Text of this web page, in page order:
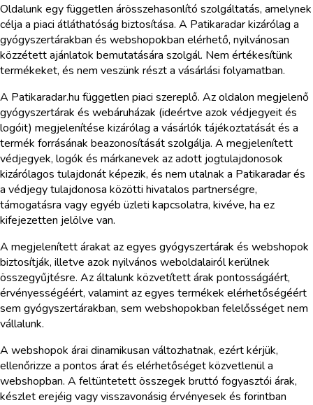
Oldalunk egy független árösszehasonlító szolgáltatás, amelynek
célja a piaci átláthatóság biztosítása. A Patikaradar kizárólag a
gyógyszertárakban és webshopokban elérhető, nyilvánosan
közzétett ajánlatok bemutatására szolgál. Nem értékesítünk
termékeket, és nem veszünk részt a vásárlási folyamatban.
A Patikaradar.hu független piaci szereplő. Az oldalon megjelenő
gyógyszertárak és webáruházak (ideértve azok védjegyeit és
logóit) megjelenítése kizárólag a vásárlók tájékoztatását és a
termék forrásának beazonosítását szolgálja. A megjelenített
védjegyek, logók és márkanevek az adott jogtulajdonosok
kizárólagos tulajdonát képezik, és nem utalnak a Patikaradar és
a védjegy tulajdonosa közötti hivatalos partnerségre,
támogatásra vagy egyéb üzleti kapcsolatra, kivéve, ha ez
kifejezetten jelölve van.
A megjelenített árakat az egyes gyógyszertárak és webshopok
biztosítják, illetve azok nyilvános weboldalairól kerülnek
összegyűjtésre. Az általunk közvetített árak pontosságáért,
érvényességéért, valamint az egyes termékek elérhetőségéért
sem gyógyszertárakban, sem webshopokban felelősséget nem
vállalunk.
A webshopok árai dinamikusan változhatnak, ezért kérjük,
ellenőrizze a pontos árat és elérhetőséget közvetlenül a
webshopban. A feltüntetett összegek bruttó fogyasztói árak,
készlet erejéig vagy visszavonásig érvényesek és forintban